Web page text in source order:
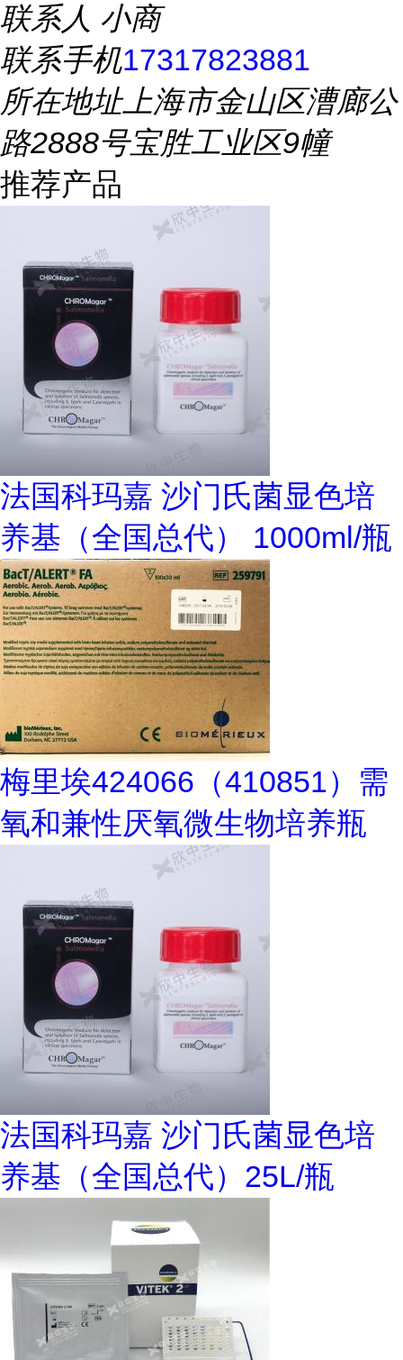
联系人 小商
联系手机17317823881
所在地址上海市金山区漕廊公
路2888号宝胜工业区9幢
推荐产品
法国科玛嘉 沙门氏菌显色培
养基（全国总代） 1000ml/瓶
梅里埃424066（410851）需
氧和兼性厌氧微生物培养瓶
法国科玛嘉 沙门氏菌显色培
养基（全国总代）25L/瓶